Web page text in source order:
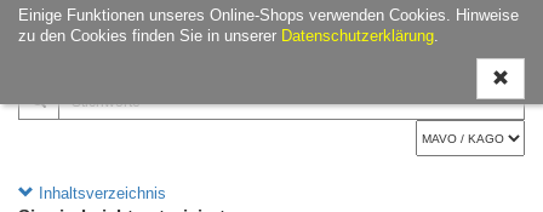
Einige Funktionen unseres Online-Shops verwenden Cookies. Hinweise
zu den Cookies finden Sie in unserer Datenschutzerklärung.
ein-/
Inhaltsverzeichnis